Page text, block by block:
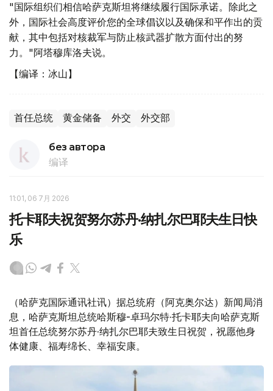
"国际组织们相信哈萨克斯坦将继续履行国际承诺。除此之
外，国际社会高度评价您的全球倡议以及确保和平作出的贡
献，其中包括对核裁军与防止核武器扩散方面付出的努
力。"阿塔穆库洛夫说。
【编译：冰山】
首任总统 黄金储备 外交 外交部
без автора
编译
11:01, 06 7月 2026
托卡耶夫祝贺努尔苏丹·纳扎尔巴耶夫生日快
乐
（哈萨克国际通讯社讯）据总统府（阿克奥尔达）新闻局消
息，哈萨克斯坦总统哈斯穆-卓玛尔特·托卡耶夫向哈萨克斯
坦首任总统努尔苏丹·纳扎尔巴耶夫致生日祝贺，祝愿他身
体健康、福寿绵长、幸福安康。